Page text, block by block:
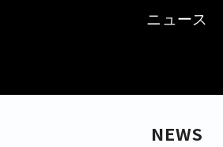
ニュース
NEWS